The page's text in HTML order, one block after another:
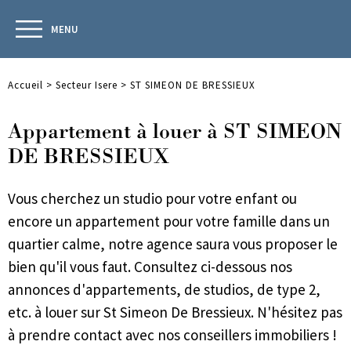
MENU
Accueil > Secteur Isere > ST SIMEON DE BRESSIEUX
Appartement à louer à ST SIMEON
DE BRESSIEUX
Vous cherchez un studio pour votre enfant ou
encore un appartement pour votre famille dans un
quartier calme, notre agence saura vous proposer le
bien qu'il vous faut. Consultez ci-dessous nos
annonces d'appartements, de studios, de type 2,
etc. à louer sur St Simeon De Bressieux. N'hésitez pas
à prendre contact avec nos conseillers immobiliers !